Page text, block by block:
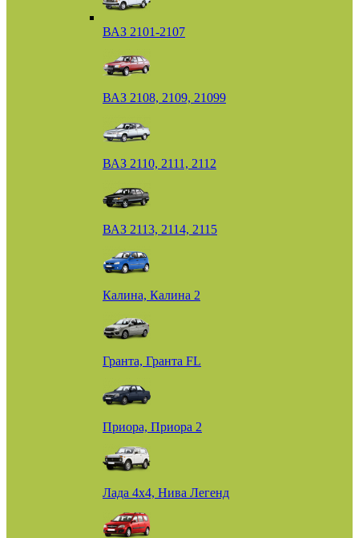
ВАЗ 2101-2107
ВАЗ 2108, 2109, 21099
ВАЗ 2110, 2111, 2112
ВАЗ 2113, 2114, 2115
Калина, Калина 2
Гранта, Гранта FL
Приора, Приора 2
Лада 4х4, Нива Легенд